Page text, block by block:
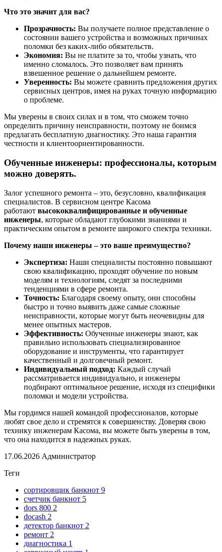
Что это значит для вас?
Прозрачность: Вы получаете полное представление о
состоянии вашего устройства и возможных причинах
поломки без каких-либо обязательств.
Экономия: Вы не платите за то, чтобы узнать, что
именно сломалось. Это позволяет вам принять
взвешенное решение о дальнейшем ремонте.
Уверенность: Вы можете сравнить предложения других
сервисных центров, имея на руках точную информацию
о проблеме.
Мы уверены в своих силах и в том, что сможем точно
определить причину неисправности, поэтому не боимся
предлагать бесплатную диагностику. Это наша гарантия
честности и клиентоориентированности.
Обученные инженеры: профессионалы, которым
можно доверять.
Залог успешного ремонта – это, безусловно, квалификация
специалистов. В сервисном центре Касома
работают высококвалифицированные и обученные
инженеры, которые обладают глубокими знаниями и
практическим опытом в ремонте широкого спектра техники.
Почему наши инженеры – это ваше преимущество?
Экспертиза: Наши специалисты постоянно повышают
свою квалификацию, проходят обучение по новым
моделям и технологиям, следят за последними
тенденциями в сфере ремонта.
Точность: Благодаря своему опыту, они способны
быстро и точно выявить даже самые сложные
неисправности, которые могут быть неочевидны для
менее опытных мастеров.
Эффективность: Обученные инженеры знают, как
правильно использовать специализированное
оборудование и инструменты, что гарантирует
качественный и долговечный ремонт.
Индивидуальный подход: Каждый случай
рассматривается индивидуально, и инженеры
подбирают оптимальное решение, исходя из специфики
поломки и модели устройства.
Мы гордимся нашей командой профессионалов, которые
любят свое дело и стремятся к совершенству. Доверяя свою
технику инженерам Касома, вы можете быть уверены в том,
что она находится в надежных руках.
17.06.2026 Администратор
Теги
сортировщик банкнот 9
счетчик банкнот 5
dors 800 2
docash 2
детектор банкнот 2
ремонт 2
диагностика 1